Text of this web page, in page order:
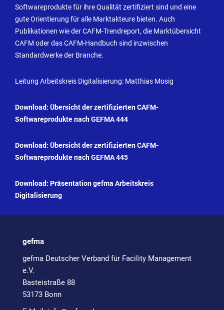
Softwareprodukte für ihre Qualität zertifiziert sind und eine
gute Orientierung für alle Marktakteure bieten. Auch
Publikationen wie der CAFM-Trendreport, die Marktübersicht
CAFM oder das CAFM-Handbuch sind inzwischen
Standardwerke der Branche.
Leitung Arbeitskreis Digitalisierung: Matthias Mosig
Download: Übersicht der zertifizierten CAFM-
Softwareprodukte nach GEFMA 444
Download: Übersicht der zertifizierten CAFM-
Softwareprodukte nach GEFMA 445
Download: Präsentation gefma Arbeitskreis
Digitalisierung
gefma
gefma Deutscher Verband für Facility Management
e.V.
Basteistraße 88
53173 Bonn